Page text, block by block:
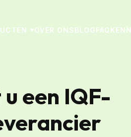
▾OVER ONSBLOGFAQ
een IQF-